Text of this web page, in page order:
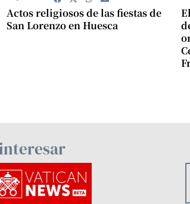
Actos religiosos de las fiestas de
San Lorenzo en Huesca